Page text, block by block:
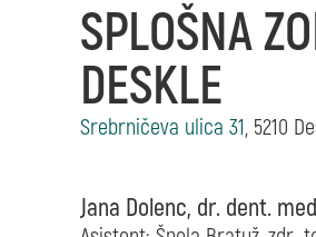
SPLOŠNA
DESKLE
Srebrničeva ulica 31, 5210
Jana Dolenc, dr. dent.